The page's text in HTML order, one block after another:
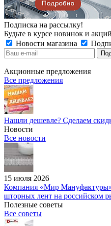
Подписка на рассылку!
Будьте в курсе новинок и акций
Новости магазина
Акционные предложения
Все предложения
Нашли дешевле? Сделаем
Новости
Все новости
15 июля 2026
Компания «Мир
шторных лент на российском
Полезные советы
Все советы